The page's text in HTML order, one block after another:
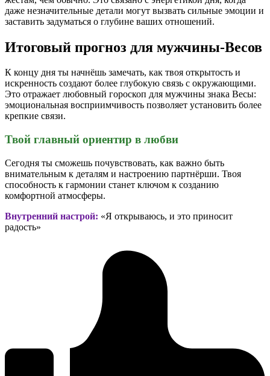
даже незначительные детали могут вызвать сильные эмоции и
заставить задуматься о глубине ваших отношений.
Итоговый прогноз для мужчины-Весов
К концу дня ты начнёшь замечать, как твоя открытость и
искренность создают более глубокую связь с окружающими.
Это отражает любовный гороскоп для мужчины знака Весы:
эмоциональная восприимчивость позволяет установить более
крепкие связи.
Твой главный ориентир в любви
Сегодня ты сможешь почувствовать, как важно быть
внимательным к деталям и настроению партнёрши. Твоя
способность к гармонии станет ключом к созданию
комфортной атмосферы.
Внутренний настрой: «Я открываюсь, и это приносит
радость»